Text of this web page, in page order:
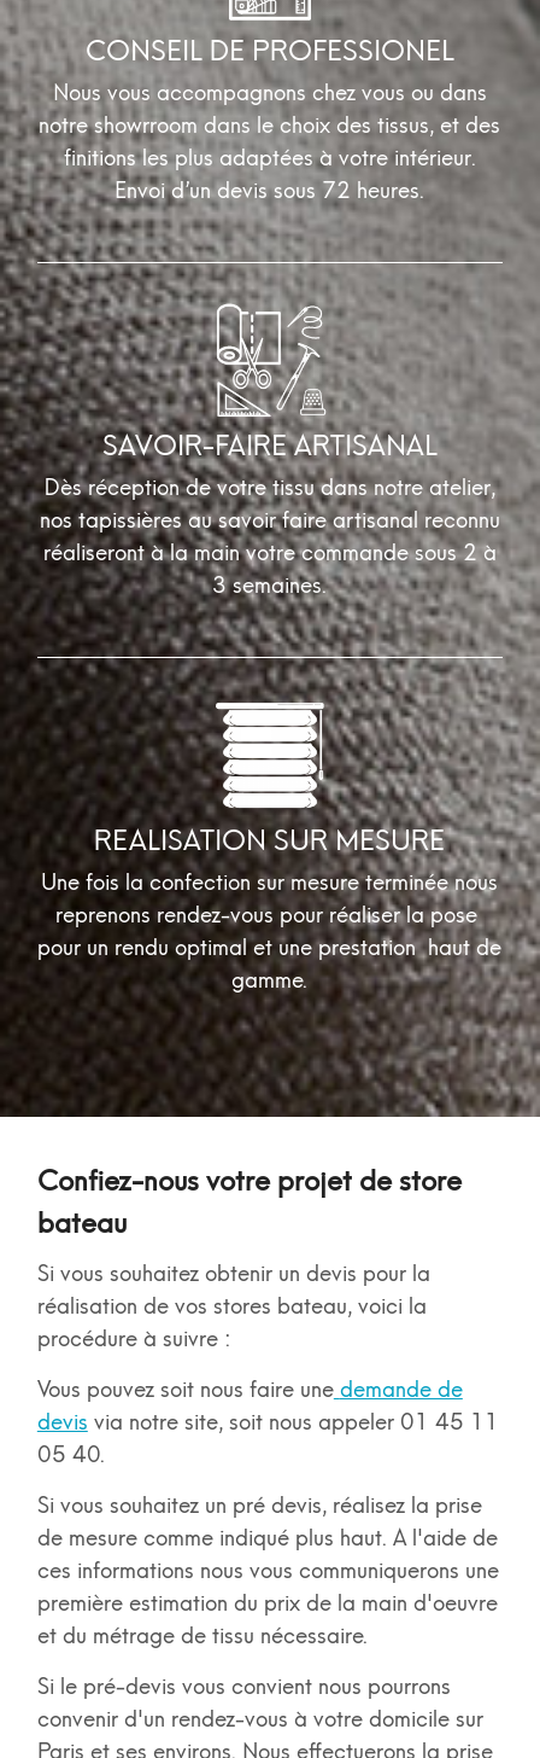
CONSEIL DE PROFESSIONEL
Nous vous accompagnons chez vous ou dans
notre showrroom dans le choix des tissus, et des
finitions les plus adaptées à votre intérieur.
Envoi d’un devis sous 72 heures.
SAVOIR-FAIRE ARTISANAL
Dès réception de votre tissu dans notre atelier,
nos tapissières au savoir faire artisanal reconnu
réaliseront à la main votre commande sous 2 à
3 semaines.
REALISATION SUR MESURE
Une fois la confection sur mesure terminée nous
reprenons rendez-vous pour réaliser la pose
pour un rendu optimal et une prestation haut de
gamme.
Confiez-nous votre projet de store
bateau
Si vous souhaitez obtenir un devis pour la
réalisation de vos stores bateau, voici la
procédure à suivre :
Vous pouvez soit nous faire une demande de
devis via notre site, soit nous appeler 01 45 11
05 40.
Si vous souhaitez un pré devis, réalisez la prise
de mesure comme indiqué plus haut. A l'aide de
ces informations nous vous communiquerons une
première estimation du prix de la main d'oeuvre
et du métrage de tissu nécessaire.
Si le pré-devis vous convient nous pourrons
convenir d'un rendez-vous à votre domicile sur
Paris et ses environs. Nous effectuerons la prise